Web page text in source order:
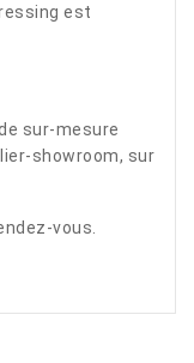
est
sur-mesure
showroom, sur
vous.